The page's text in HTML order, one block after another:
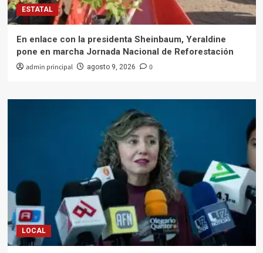
ESTATAL
En enlace con la presidenta Sheinbaum, Yeraldine
pone en marcha Jornada Nacional de Reforestación
admin principal agosto 9, 2026 0
LOCAL